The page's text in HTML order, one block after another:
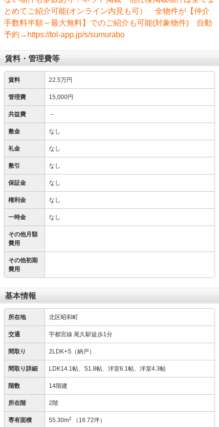
とめてご紹介可能(オンライン内見も可） 全物件が【仲介
手数料半額～最大無料】でのご紹介も可能(対象物件) 自動
予約→https://tol-app.jp/s/sumurabo
賃料・管理費等
賃料 22.5万円
管理費 15,000円
共益費 －
敷金 なし
礼金 なし
敷引 なし
保証金 なし
権利金 なし
一時金 なし
その他月額
費用
その他初期
費用
基本情報
所在地 北区昭和町
交通 宇都宮線 尾久駅徒歩1分
間取り 2LDK+S（納戸）
間取り詳細 LDK14.1帖、S1.8帖、洋室6.1帖、洋室4.3帖
階数 14階建
所在階 2階
専有面積 55.30m2 （16.72坪）